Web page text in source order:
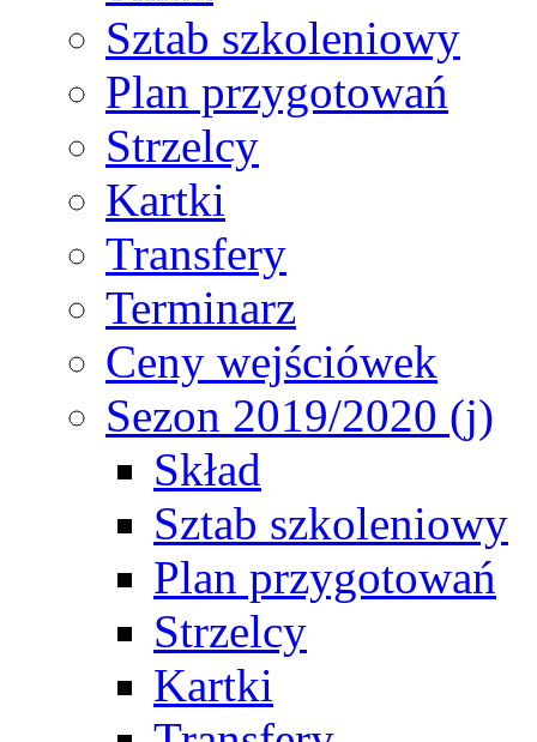
Sztab szkoleniowy
Plan przygotowań
Strzelcy
Kartki
Transfery
Terminarz
Ceny wejściówek
Sezon 2019/2020 (j)
Skład
Sztab szkoleniowy
Plan przygotowań
Strzelcy
Kartki